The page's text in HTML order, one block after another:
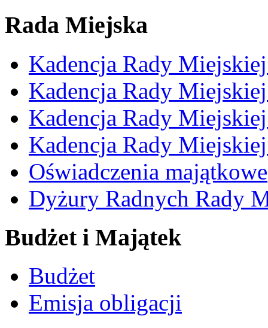
Rada Miejska
Kadencja Rady
Kadencja Rady
Kadencja Rady
Kadencja Rady
Oświadczenia majątkowe
Dyżury Radnych Rady
Budżet i Majątek
Budżet
Emisja obligacji